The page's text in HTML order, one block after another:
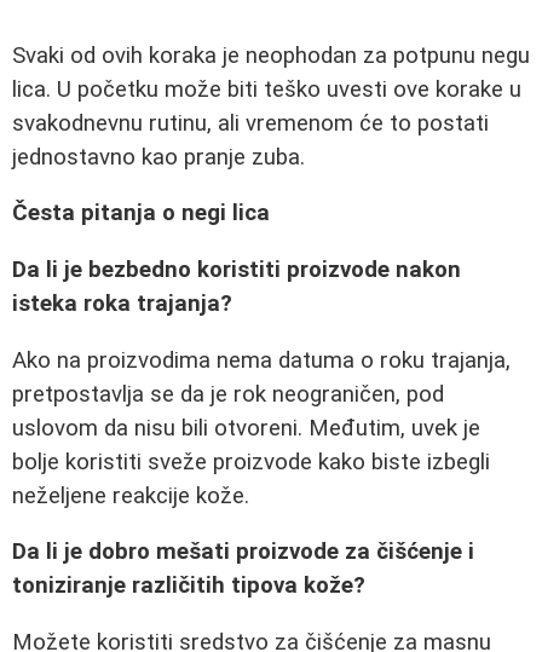
Svaki od ovih koraka je neophodan za potpunu negu
lica. U početku može biti teško uvesti ove korake u
svakodnevnu rutinu, ali vremenom će to postati
jednostavno kao pranje zuba.
Česta pitanja o negi lica
Da li je bezbedno koristiti proizvode nakon
isteka roka trajanja?
Ako na proizvodima nema datuma o roku trajanja,
pretpostavlja se da je rok neograničen, pod
uslovom da nisu bili otvoreni. Međutim, uvek je
bolje koristiti sveže proizvode kako biste izbegli
neželjene reakcije kože.
Da li je dobro mešati proizvode za čišćenje i
toniziranje različitih tipova kože?
Možete koristiti sredstvo za čišćenje za masnu